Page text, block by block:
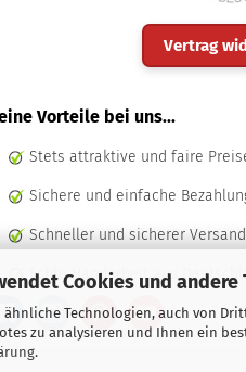
Cookies und andere
ähnliche Technologien, auch von
zu analysieren und Ihnen ein
.
Vertrag
Vorteile bei uns...
Stets attraktive und faire
Sichere und einfache
Schneller und sicherer Versand
Echte Handarbeit aus